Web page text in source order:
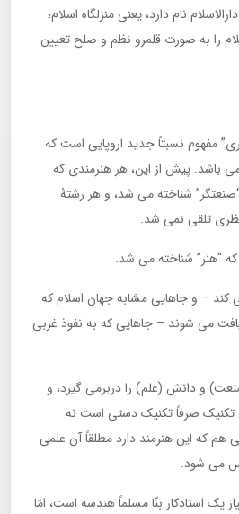
نام دارد، یعنی منزلگاه اسلام؛
را به صورت قلمرو نظم و صلح تعیین
مفهوم نسبتاً جدید اروپایی است که
می باشد. پیش از این، هر هنرمندی که
شناخته می شد، و هر رشتۀ
تلقی نمی شد.
که “هنر” شناخته می شد.
– و جاهایی مشابه جهان اسلام که
یافت می شوند – جاهایی که به نفوذ غربی
و دانش (علم) را دربرمی گیرد، و
تکنیک صرفاً تکنیک دستی است نه
هم که این هنرمند دارد مطلقاً آن علمی
می شود.
یک استادکار بنّا مسلماً هندسه است، امّا